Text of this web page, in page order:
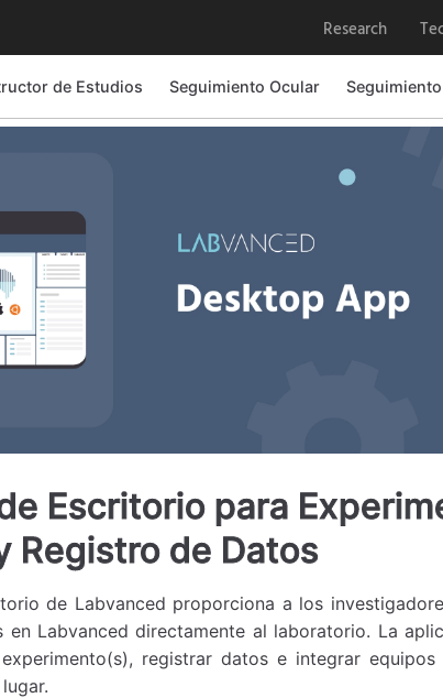
Research
de Estudios Seguimiento Ocular
Escritorio para
Registro de Datos
de Labvanced proporciona a los
en Labvanced directamente al laboratorio. La
registrar datos e integrar